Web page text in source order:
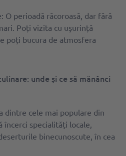
O perioadă răcoroasă, dar fără
Poți vizita cu uşurință
poți bucura de atmosfera
unde și ce să mănânci
dintre cele mai populare din
încerci specialități locale,
binecunoscute, în cea